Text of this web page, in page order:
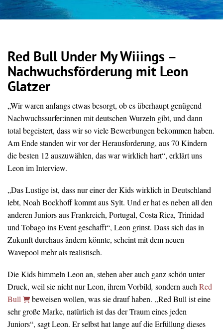
Red Bull Under My Wiiings –
Nachwuchsförderung mit Leon
Glatzer
„Wir waren anfangs etwas besorgt, ob es überhaupt genügend
Nachwuchssurfer:innen mit deutschen Wurzeln gibt, und dann
total begeistert, dass wir so viele Bewerbungen bekommen haben.
Am Ende standen wir vor der Herausforderung, aus 70 Kindern
die besten 12 auszuwählen, das war wirklich hart“, erklärt uns
Leon im Interview.
„Das Lustige ist, dass nur einer der Kids wirklich in Deutschland
lebt, Noah Bockhoff kommt aus Sylt. Und er hat es neben all den
anderen Juniors aus Frankreich, Portugal, Costa Rica, Trinidad
und Tobago ins Event geschafft“, Leon grinst. Dass sich das in
Zukunft durchaus ändern könnte, scheint mit dem neuen
Wavepool mehr als realistisch.
Die Kids himmeln Leon an, stehen aber auch ganz schön unter
Druck, weil sie nicht nur Leon, ihrem Vorbild, sondern auch Red
Bull
beweisen wollen, was sie drauf haben. „Red Bull ist eine
sehr große Marke, natürlich ist das der Traum eines jeden
Juniors“, sagt Leon. Er selbst hat lange auf die Erfüllung dieses